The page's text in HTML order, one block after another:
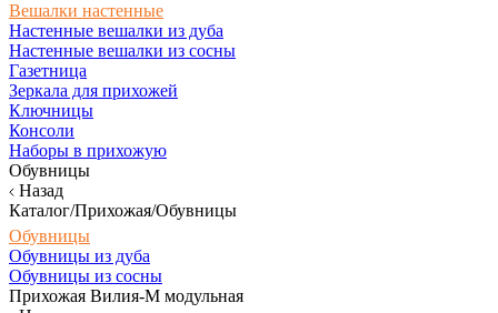
Вешалки настенные
Настенные вешалки из дуба
Настенные вешалки из сосны
Газетница
Зеркала для прихожей
Ключницы
Консоли
Наборы в прихожую
Обувницы
Назад
Каталог/Прихожая/Обувницы
Обувницы
Обувницы из дуба
Обувницы из сосны
Прихожая Вилия-М модульная